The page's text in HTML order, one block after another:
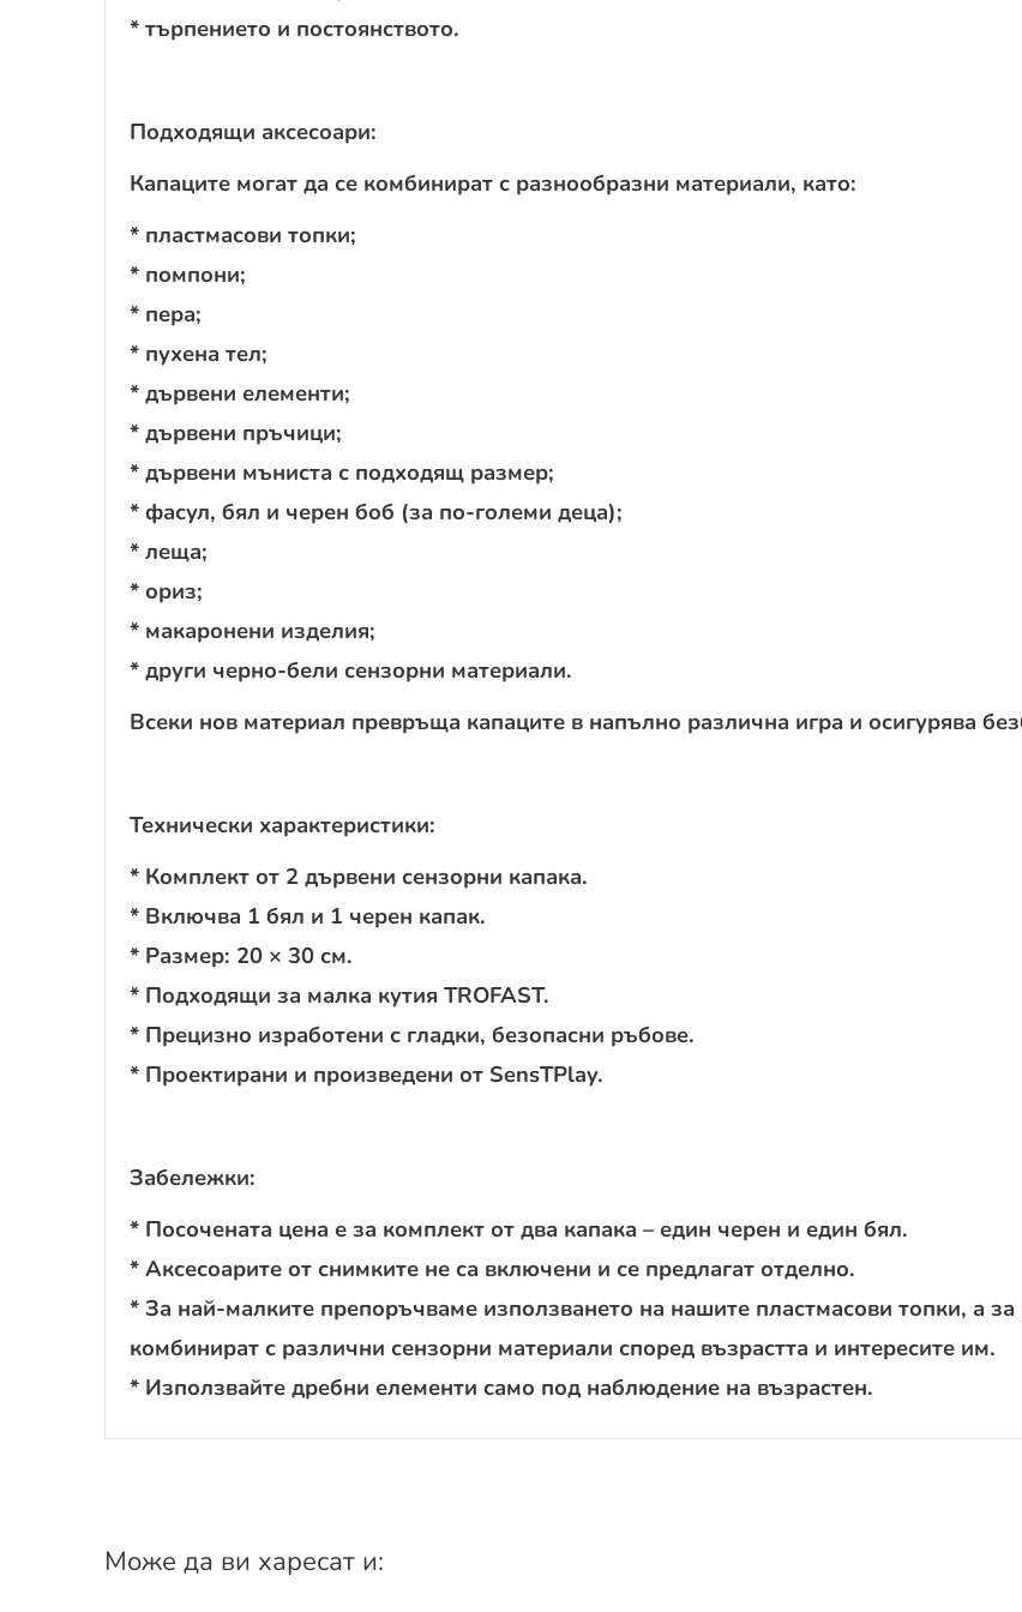
* търпението и постоянството.
Подходящи аксесоари:
Капаците могат да се комбинират с разнообразни материали, като:
* пластмасови топки;
* помпони;
* пера;
* пухена тел;
* дървени елементи;
* дървени пръчици;
* дървени мъниста с подходящ размер;
* фасул, бял и черен боб (за по-големи деца);
* леща;
* ориз;
* макаронени изделия;
* други черно-бели сензорни материали.
Всеки нов материал превръща капаците в напълно различна игра и осигурява
Технически характеристики:
* Комплект от 2 дървени сензорни капака.
* Включва 1 бял и 1 черен капак.
* Размер: 20 × 30 см.
* Подходящи за малка кутия TROFAST.
* Прецизно изработени с гладки, безопасни ръбове.
* Проектирани и произведени от SensTPlay.
Забележки:
* Посочената цена е за комплект от два капака – един черен и един бял.
* Аксесоарите от снимките не са включени и се предлагат отделно.
* За най-малките препоръчваме използването на нашите пластмасови топки, а
комбинират с различни сензорни материали според възрастта и интересите им.
* Използвайте дребни елементи само под наблюдение на възрастен.
Може да ви харесат и: